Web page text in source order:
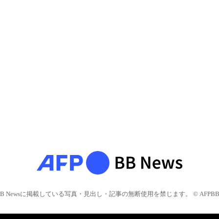
Newsに掲載している写真・見出し・記事の無断使用を禁じます。 © AFPBB